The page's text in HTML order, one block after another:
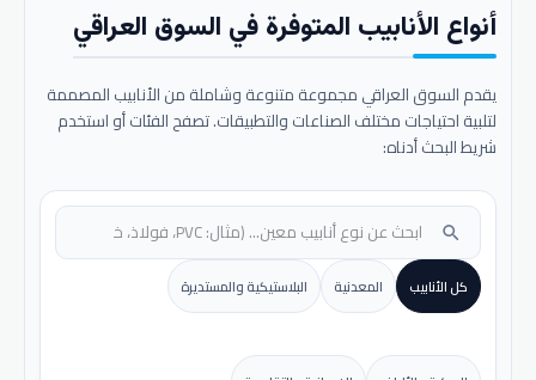
أنواع الأنابيب المتوفرة في السوق العراقي
يقدم السوق العراقي مجموعة متنوعة وشاملة من الأنابيب المصممة
لتلبية احتياجات مختلف الصناعات والتطبيقات. تصفح الفئات أو استخدم
شريط البحث أدناه:
search
كل الأنابيب المعدنية البلاستيكية والمستديرة